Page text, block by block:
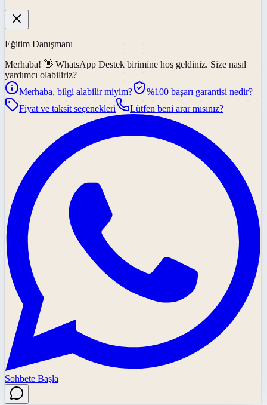
Eğitim Danışmanı
Merhaba! 👋 WhatsApp Destek birimine hoş geldiniz. Size nasıl
yardımcı olabiliriz?
Merhaba, bilgi alabilir miyim?
%100 başarı garantisi nedir?
Fiyat ve taksit seçenekleri
Lütfen beni arar mısınız?
Sohbete Başla